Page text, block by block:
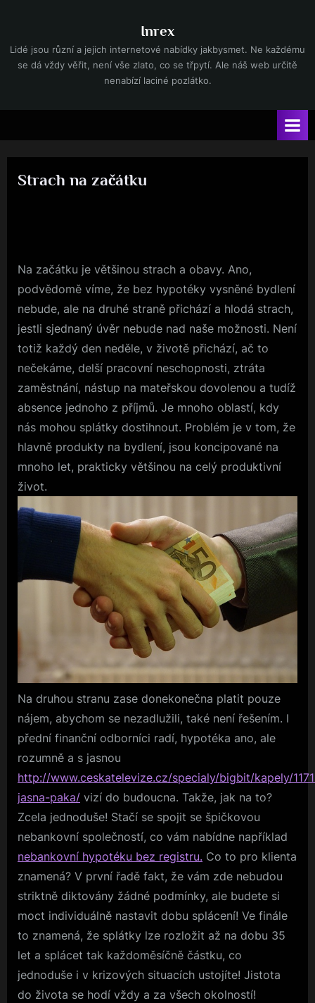
content
Inrex
Lidé jsou různí a jejich internetové nabídky jakbysmet. Ne každému
se dá vždy věřit, není vše zlato, co se třpytí. Ale náš web určitě
nenabízí laciné pozlátko.
Strach na začátku
Na začátku je většinou strach a obavy. Ano,
podvědomě víme, že bez hypotéky vysněné bydlení
nebude, ale na druhé straně přichází a hlodá strach,
jestli sjednaný úvěr nebude nad naše možnosti. Není
totiž každý den neděle, v životě přichází, ač to
nečekáme, delší pracovní neschopnosti, ztráta
zaměstnání, nástup na mateřskou dovolenou a tudíž
absence jednoho z příjmů. Je mnoho oblastí, kdy
nás mohou splátky dostihnout. Problém je v tom, že
hlavně produkty na bydlení, jsou koncipované na
mnoho let, prakticky většinou na celý produktivní
život.
Na druhou stranu zase donekonečna platit pouze
nájem, abychom se nezadlužili, také není řešením. I
přední finanční odborníci radí, hypotéka ano, ale
rozumně a s jasnou
http://www.ceskatelevize.cz/specialy/bigbit/kapely/
jasna-paka/ vizí do budoucna. Takže, jak na to?
Zcela jednoduše! Stačí se spojit se špičkovou
nebankovní společností, co vám nabídne například
nebankovní hypotéku bez registru. Co to pro klienta
znamená? V první řadě fakt, že vám zde nebudou
striktně diktovány žádné podmínky, ale budete si
moct individuálně nastavit dobu splácení! Ve finále
to znamená, že splátky lze rozložit až na dobu 35
let a splácet tak každoměsíčně částku, co
jednoduše i v krizových situacích ustojíte! Jistota
do života se hodí vždy a za všech okolností!